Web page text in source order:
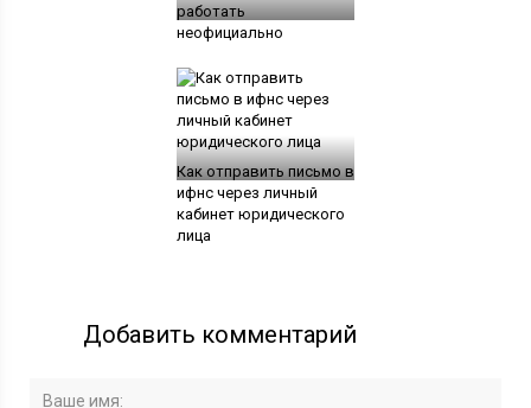
работать
неофициально
Как отправить письмо в
ифнс через личный
кабинет юридического
лица
Добавить комментарий